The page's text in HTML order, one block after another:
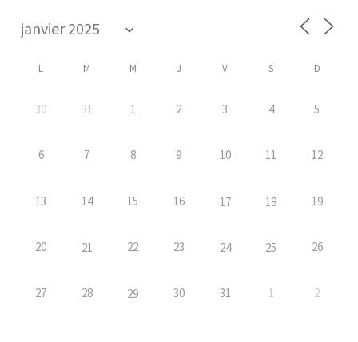
L M M J V S D
30 31 1 2 3 4 5
6 7 8 9 10 11 12
13 14 15 16 17 18 19
20 21 22 23 24 25 26
27 28 29 30 31 1 2